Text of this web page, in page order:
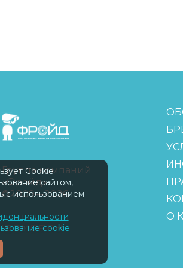
FreudGroup
Группа компаний
«Фройд»
©2009—2026
ISOMORPH
О
Cookie
сайтом,
с использованием
cookie